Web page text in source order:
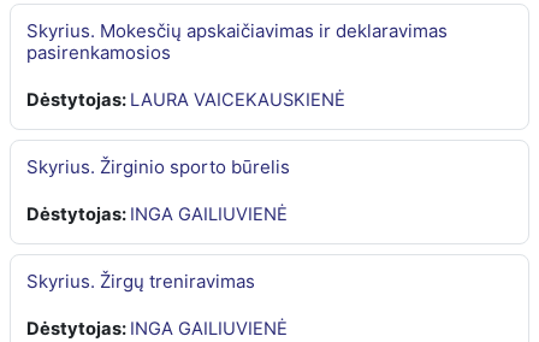
Skyrius. Mokesčių apskaičiavimas ir deklaravimas
pasirenkamosios
Dėstytojas: LAURA VAICEKAUSKIENĖ
Skyrius. Žirginio sporto būrelis
Dėstytojas: INGA GAILIUVIENĖ
Skyrius. Žirgų treniravimas
Dėstytojas: INGA GAILIUVIENĖ